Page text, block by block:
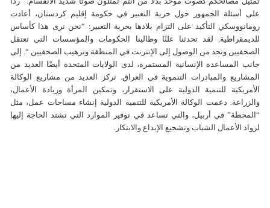
على أسئلة الجمهور حول حرية التعبير في حكومة إقليم كردستان، أعادت
رومانووسكي التأكيد على التزام بلادها بحرية التعبير: “نحن نرى هذا كأساس
للديمقراطية. لقد تحدثنا علنًا وطالبنا الحكومات والمؤسسات التي تعتقل
الصحفيين وتحد من الوصول إلى الإنترنت في المنطقة وترهيب الصحفيين “. إلى
جانب المساعدة الإنسانية المستمرة، لدى الولايات المتحدة أيضًا العديد من
المشاريع والمبادرات التنموية في العراق. تركز العديد من مشاريع الوكالة
الأمريكية للتنمية الدولية على الاستقرار، وتمكين المرأة وريادة الأعمال،
والزراعة. دعمت الوكالة الأمريكية للتنمية الدولية إنشاء مساحات عمل، مثل
“المحطة” في أربيل، والتي تساعد في توفير الموارد التي تشتد الحاجة إليها
لرواد الأعمال الشباب وتشجيع الإبداع والابتكار.